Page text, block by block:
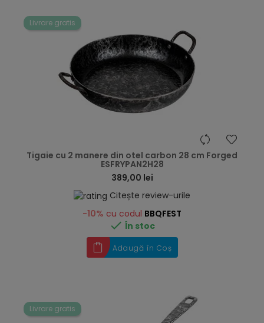
Livrare gratis
Tigaie cu 2 manere din otel carbon 28 cm Forged
ESFRYPAN2H28
389,00 lei
Citește review-urile
-10% cu codul BBQFEST
 În stoc
Adaugă în Coș
Livrare gratis